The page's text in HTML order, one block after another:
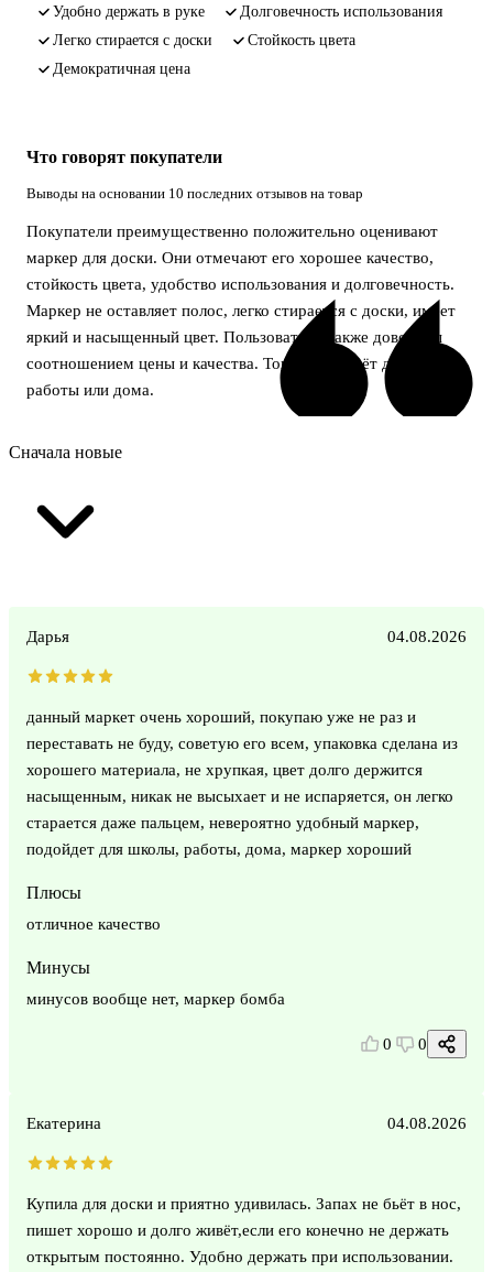
удобно держать в руке
долговечность использования
легко стирается с доски
стойкость цвета
демократичная цена
Что говорят покупатели
Выводы на основании 10 последних отзывов на товар
Покупатели преимущественно положительно оценивают
маркер для доски. Они отмечают его хорошее качество,
стойкость цвета, удобство использования и долговечность.
Маркер не оставляет полос, легко стирается с доски, имеет
яркий и насыщенный цвет. Пользователи также довольны
соотношением цены и качества. Товар подойдёт для школы,
работы или дома.
Сначала новые
Дарья 04.08.2026
данный маркет очень хороший, покупаю уже не раз и
переставать не буду, советую его всем, упаковка сделана из
хорошего материала, не хрупкая, цвет долго держится
насыщенным, никак не высыхает и не испаряется, он легко
старается даже пальцем, невероятно удобный маркер,
подойдет для школы, работы, дома, маркер хороший
Плюсы
отличное качество
Минусы
минусов вообще нет, маркер бомба
0 0
Екатерина 04.08.2026
Купила для доски и приятно удивилась. Запах не бьёт в нос,
пишет хорошо и долго живёт,если его конечно не держать
открытым постоянно. Удобно держать при использовании.